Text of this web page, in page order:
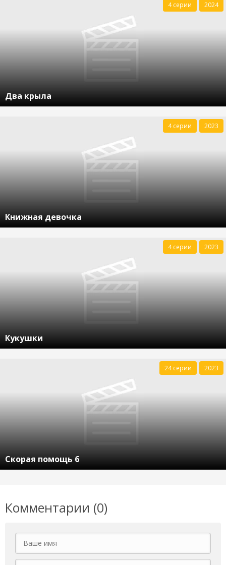
Два крыла
4 серии 2024
Книжная девочка
4 серии 2023
Кукушки
4 серии 2023
Скорая помощь 6
24 серии 2023
Комментарии (0)